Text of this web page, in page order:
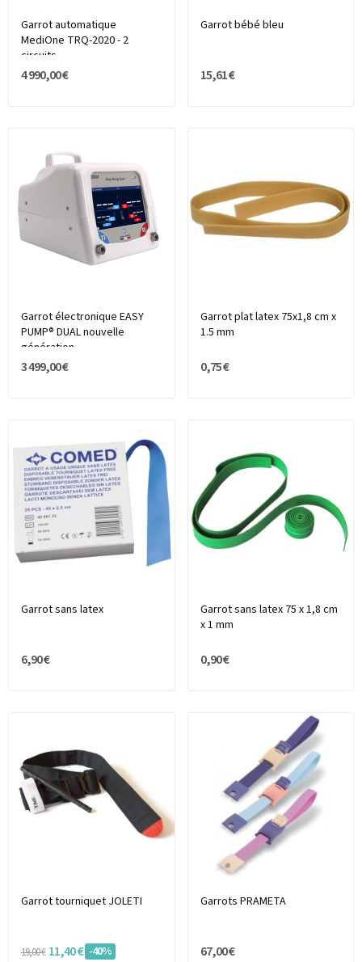
Garrot automatique
MediOne TRQ-2020 - 2
circuits
4 990,00 €
Garrot bébé bleu
15,61 €
Garrot électronique EASY
PUMP® DUAL nouvelle
génération
3 499,00 €
Garrot plat latex 75x1,8 cm x
1.5 mm
0,75 €
Garrot sans latex
6,90 €
Garrot sans latex 75 x 1,8 cm
x 1 mm
0,90 €
Garrot tourniquet JOLETI
19,00 € 11,40 € -40%
Garrots PRAMETA
67,00 €